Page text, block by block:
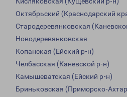
Октябрьский (Краснодарский
Стародеревянковская
Новодеревянковская
Копанская (Ейский р-н)
Челбасская (Каневской р-н)
Камышеватская (Ейский р-н)
Бриньковская (Приморско-